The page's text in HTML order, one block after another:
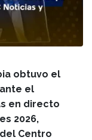
obtuvo el
el
en directo
2026,
Centro